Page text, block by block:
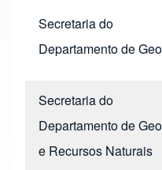
Secretaria do
Departamento de
Secretaria do
Departamento de
e Recursos Naturais